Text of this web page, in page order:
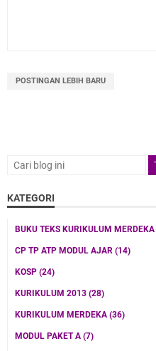
POSTINGAN LEBIH BARU
KATEGORI
BUKU TEKS KURIKULUM MERDEKA
CP TP ATP MODUL AJAR (14)
KOSP (24)
KURIKULUM 2013 (28)
KURIKULUM MERDEKA (36)
MODUL PAKET A (7)